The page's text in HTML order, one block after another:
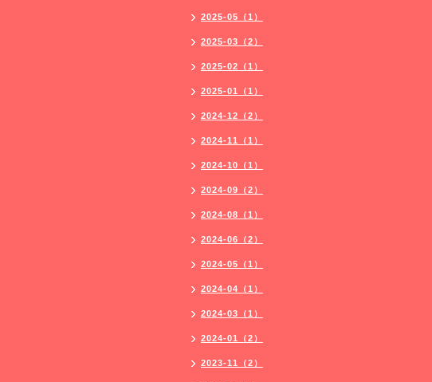
2025-05（1）
2025-03（2）
2025-02（1）
2025-01（1）
2024-12（2）
2024-11（1）
2024-10（1）
2024-09（2）
2024-08（1）
2024-06（2）
2024-05（1）
2024-04（1）
2024-03（1）
2024-01（2）
2023-11（2）